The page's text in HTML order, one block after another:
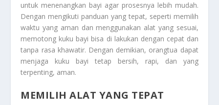
untuk menenangkan bayi agar prosesnya lebih mudah.
Dengan mengikuti panduan yang tepat, seperti memilih
waktu yang aman dan menggunakan alat yang sesuai,
memotong kuku bayi bisa di lakukan dengan cepat dan
tanpa rasa khawatir. Dengan demikian, orangtua dapat
menjaga kuku bayi tetap bersih, rapi, dan yang
terpenting, aman.
MEMILIH ALAT YANG TEPAT